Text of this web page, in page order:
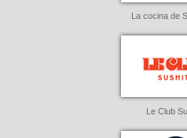
La cocina de
Le Club